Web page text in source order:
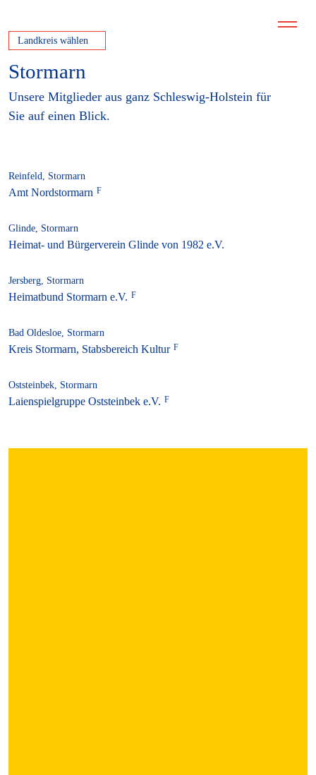
Landkreis wählen
Stormarn
Unsere Mitglieder aus ganz Schleswig-Holstein für
Sie auf einen Blick.
Reinfeld, Stormarn
Amt Nordstormarn
Glinde, Stormarn
Heimat- und Bürgerverein Glinde von 1982 e.V.
Jersberg, Stormarn
Heimatbund Stormarn e.V.
Bad Oldesloe, Stormarn
Kreis Stormarn, Stabsbereich Kultur
Oststeinbek, Stormarn
Laienspielgruppe Oststeinbek e.V.